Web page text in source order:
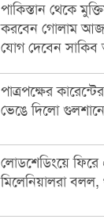
পাকিস্তান থেকে
করবেন গোলাম
যোগ দেবেন
পাত্রপক্ষের
ভেঙে দিলো
লোডশেডিংয়ে
মিলেনিয়ালরা বলল,